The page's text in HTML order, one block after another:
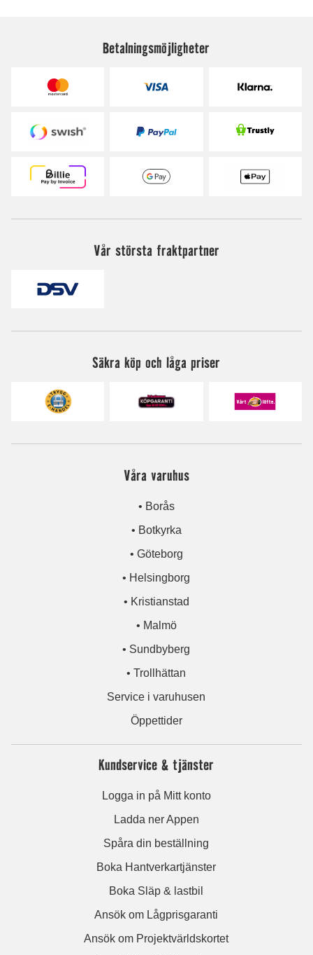
Betalningsmöjligheter
Vår största fraktpartner
Säkra köp och låga priser
Våra varuhus
• Borås
• Botkyrka
• Göteborg
• Helsingborg
• Kristianstad
• Malmö
• Sundbyberg
• Trollhättan
Service i varuhusen
Öppettider
Kundservice & tjänster
Logga in på Mitt konto
Ladda ner Appen
Spåra din beställning
Boka Hantverkartjänster
Boka Släp & lastbil
Ansök om Lågprisgaranti
Ansök om Projektvärldskortet